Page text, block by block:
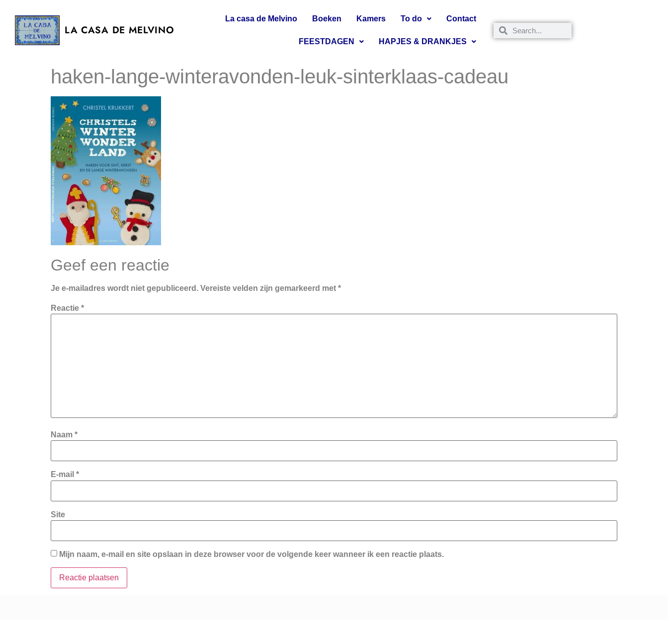
LA CASA DE MELVINO
La casa de Melvino Boeken Kamers To do Contact
FEESTDAGEN HAPJES & DRANKJES
haken-lange-winteravonden-leuk-sinterklaas-cadeau
Geef een reactie
Je e-mailadres wordt niet gepubliceerd. Vereiste velden zijn gemarkeerd met *
Reactie *
Naam *
E-mail *
Site
Mijn naam, e-mail en site opslaan in deze browser voor de volgende keer wanneer ik een reactie plaats.